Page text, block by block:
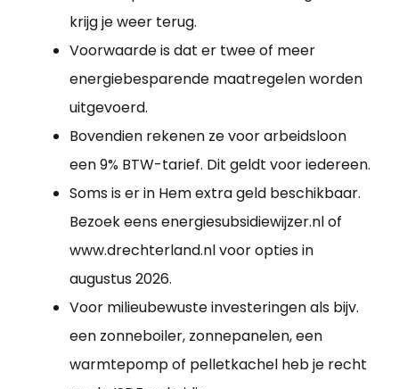
krijg je weer terug.
Voorwaarde is dat er twee of meer
energiebesparende maatregelen worden
uitgevoerd.
Bovendien rekenen ze voor arbeidsloon
een 9% BTW-tarief. Dit geldt voor iedereen.
Soms is er in Hem extra geld beschikbaar.
Bezoek eens energiesubsidiewijzer.nl of
www.drechterland.nl voor opties in
augustus 2026.
Voor milieubewuste investeringen als bijv.
een zonneboiler, zonnepanelen, een
warmtepomp of pelletkachel heb je recht